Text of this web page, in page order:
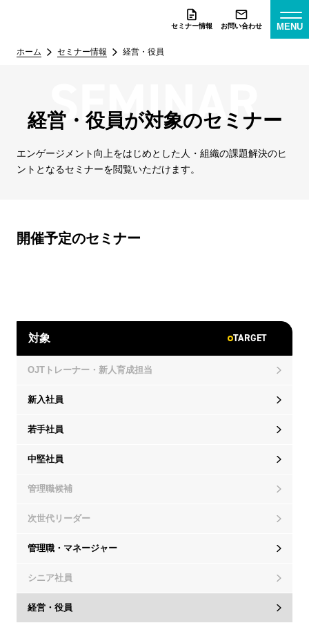
セミナー情報 お問い合わせ MENU
ホーム セミナー情報 経営・役員
経営・役員が対象のセミナー
エンゲージメント向上をはじめとした人・組織の課題解決のヒ
ントとなるセミナーを閲覧いただけます。
開催予定のセミナー
対象 TARGET
OJTトレーナー・新人育成担当
新入社員
若手社員
中堅社員
管理職候補
次世代リーダー
管理職・マネージャー
シニア社員
経営・役員